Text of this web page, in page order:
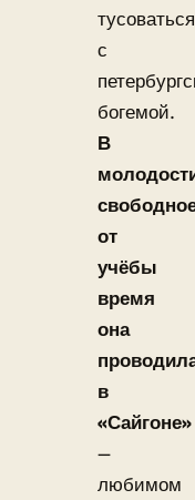
тусоваться
с
богемой.
В
от
учёбы
время
она
в
«Сайгоне»
—
любимом